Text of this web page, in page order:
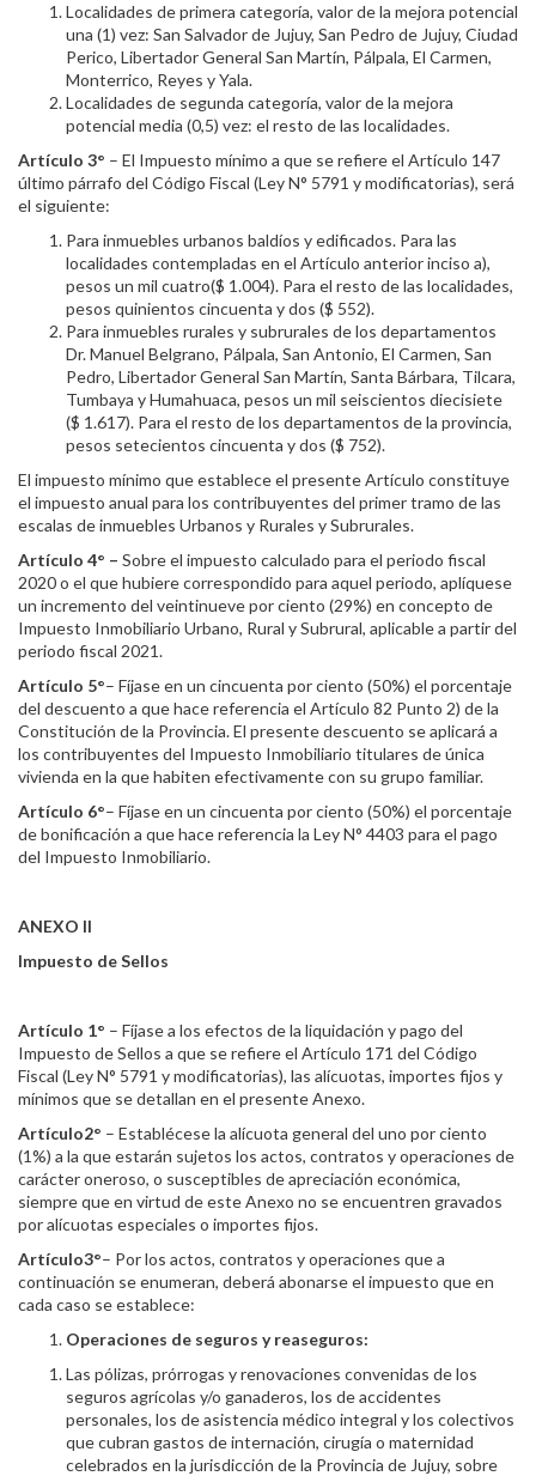
Localidades de primera categoría, valor de la mejora potencial
una (1) vez: San Salvador de Jujuy, San Pedro de Jujuy, Ciudad
Perico, Libertador General San Martín, Pálpala, El Carmen,
Monterrico, Reyes y Yala.
Localidades de segunda categoría, valor de la mejora
potencial media (0,5) vez: el resto de las localidades.
Artículo 3° – El Impuesto mínimo a que se refiere el Artículo 147
último párrafo del Código Fiscal (Ley N° 5791 y modificatorias), será
el siguiente:
Para inmuebles urbanos baldíos y edificados. Para las
localidades contempladas en el Artículo anterior inciso a),
pesos un mil cuatro($ 1.004). Para el resto de las localidades,
pesos quinientos cincuenta y dos ($ 552).
Para inmuebles rurales y subrurales de los departamentos
Dr. Manuel Belgrano, Pálpala, San Antonio, El Carmen, San
Pedro, Libertador General San Martín, Santa Bárbara, Tilcara,
Tumbaya y Humahuaca, pesos un mil seiscientos diecisiete
($ 1.617). Para el resto de los departamentos de la provincia,
pesos setecientos cincuenta y dos ($ 752).
El impuesto mínimo que establece el presente Artículo constituye
el impuesto anual para los contribuyentes del primer tramo de las
escalas de inmuebles Urbanos y Rurales y Subrurales.
Artículo 4° – Sobre el impuesto calculado para el periodo fiscal
2020 o el que hubiere correspondido para aquel periodo, aplíquese
un incremento del veintinueve por ciento (29%) en concepto de
Impuesto Inmobiliario Urbano, Rural y Subrural, aplicable a partir del
periodo fiscal 2021.
Artículo 5°– Fíjase en un cincuenta por ciento (50%) el porcentaje
del descuento a que hace referencia el Artículo 82 Punto 2) de la
Constitución de la Provincia. El presente descuento se aplicará a
los contribuyentes del Impuesto Inmobiliario titulares de única
vivienda en la que habiten efectivamente con su grupo familiar.
Artículo 6°– Fíjase en un cincuenta por ciento (50%) el porcentaje
de bonificación a que hace referencia la Ley N° 4403 para el pago
del Impuesto Inmobiliario.
ANEXO II
Impuesto de Sellos
Artículo 1° – Fíjase a los efectos de la liquidación y pago del
Impuesto de Sellos a que se refiere el Artículo 171 del Código
Fiscal (Ley N° 5791 y modificatorias), las alícuotas, importes fijos y
mínimos que se detallan en el presente Anexo.
Artículo2° – Establécese la alícuota general del uno por ciento
(1%) a la que estarán sujetos los actos, contratos y operaciones de
carácter oneroso, o susceptibles de apreciación económica,
siempre que en virtud de este Anexo no se encuentren gravados
por alícuotas especiales o importes fijos.
Artículo3°– Por los actos, contratos y operaciones que a
continuación se enumeran, deberá abonarse el impuesto que en
cada caso se establece:
Operaciones de seguros y reaseguros:
Las pólizas, prórrogas y renovaciones convenidas de los
seguros agrícolas y/o ganaderos, los de accidentes
personales, los de asistencia médico integral y los colectivos
que cubran gastos de internación, cirugía o maternidad
celebrados en la jurisdicción de la Provincia de Jujuy, sobre